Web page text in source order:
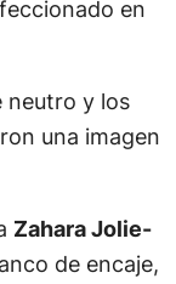
en
neutro y los
una imagen
Zahara Jolie-
de encaje,